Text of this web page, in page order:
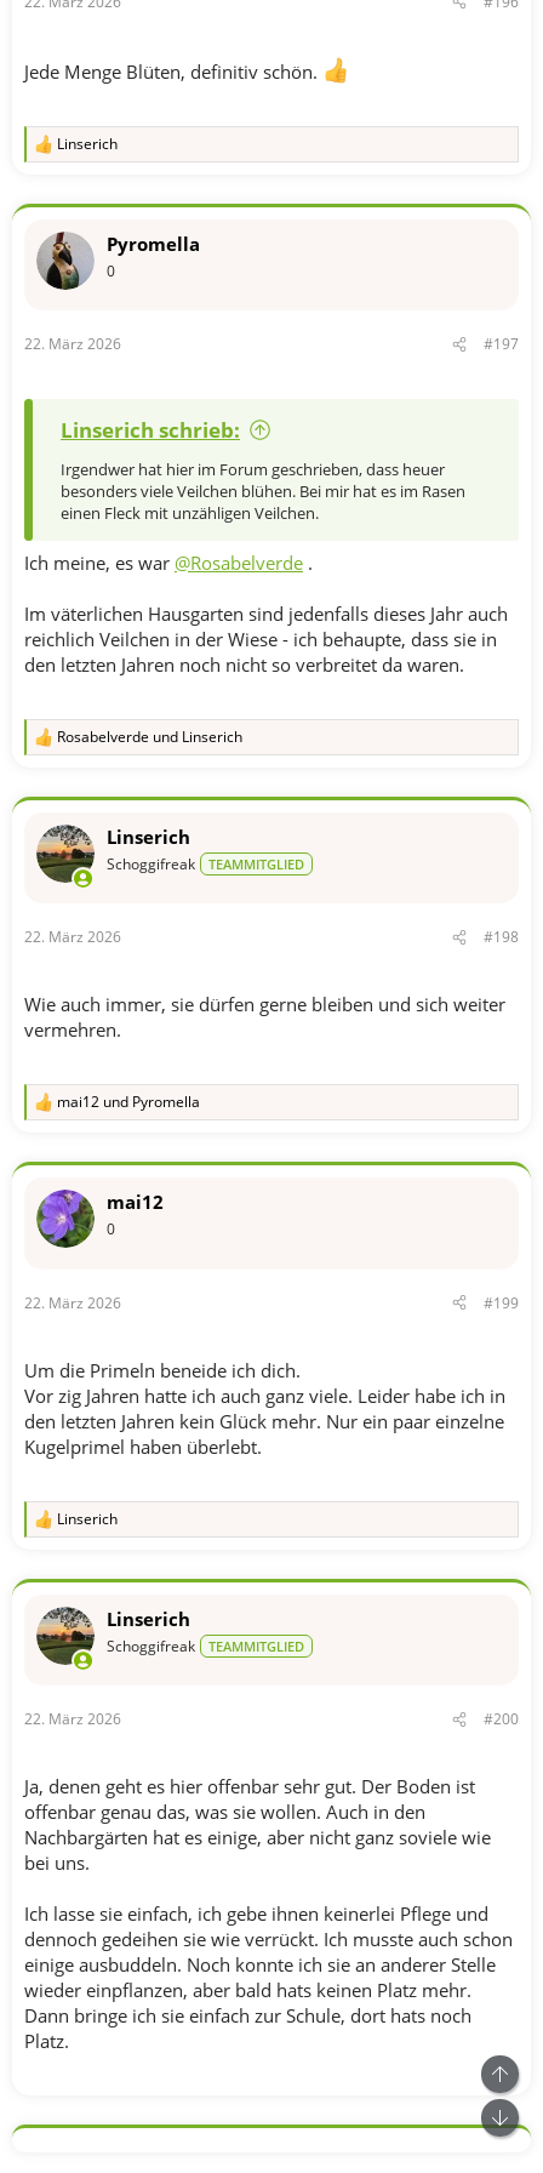
Jede Menge Blüten, definitiv schön.
R
k
o
:
Linserich
Pyromella
0
22. März 2026 #197
Linserich schrieb:
Irgendwer hat hier im Forum geschrieben, dass heuer
besonders viele Veilchen blühen. Bei mir hat es im Rasen
einen Fleck mit unzähligen Veilchen.
Ich meine, es war @Rosabelverde .
Im väterlichen Hausgarten sind jedenfalls dieses Jahr auch
reichlich Veilchen in der Wiese - ich behaupte, dass sie in
den letzten Jahren noch nicht so verbreitet da waren.
R
k
o
:
Rosabelverde und Linserich
Linserich
Schoggifreak TEAMMITGLIED
22. März 2026 #198
Wie auch immer, sie dürfen gerne bleiben und sich weiter
vermehren.
R
k
o
:
mai12 und Pyromella
mai12
0
22. März 2026 #199
Um die Primeln beneide ich dich.
Vor zig Jahren hatte ich auch ganz viele. Leider habe ich in
den letzten Jahren kein Glück mehr. Nur ein paar einzelne
Kugelprimel haben überlebt.
R
k
o
:
Linserich
Linserich
Schoggifreak TEAMMITGLIED
22. März 2026 #200
Ja, denen geht es hier offenbar sehr gut. Der Boden ist
offenbar genau das, was sie wollen. Auch in den
Nachbargärten hat es einige, aber nicht ganz soviele wie
bei uns.
Ich lasse sie einfach, ich gebe ihnen keinerlei Pflege und
dennoch gedeihen sie wie verrückt. Ich musste auch schon
einige ausbuddeln. Noch konnte ich sie an anderer Stelle
wieder einpflanzen, aber bald hats keinen Platz mehr.
Dann bringe ich sie einfach zur Schule, dort hats noch
Platz.